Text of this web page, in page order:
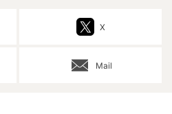
X
Mail